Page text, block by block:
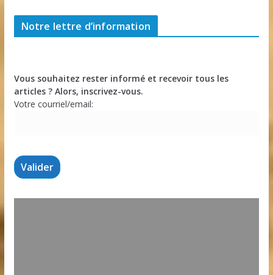
Notre lettre d’information
Vous souhaitez rester informé et recevoir tous les
articles ? Alors, inscrivez-vous.
Votre courriel/email: